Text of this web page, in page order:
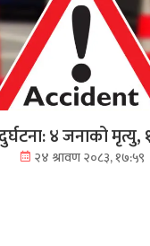
४ जनाको मृत्यु,
२४ श्रावण २०८३, १७:५९